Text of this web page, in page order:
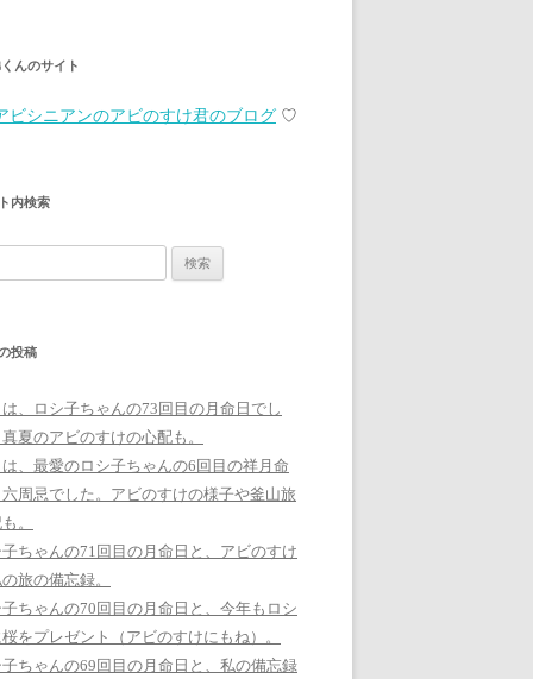
んのサイト
ビシニアンのアビのすけ君のブログ ♡
内検索
投稿
、ロシ子ちゃんの73回目の月命日でし
夏のアビのすけの心配も。
、最愛のロシ子ちゃんの6回目の祥月命
周忌でした。アビのすけの様子や釜山旅
。
ちゃんの71回目の月命日と、アビのすけ
旅の備忘録。
ちゃんの70回目の月命日と、今年もロシ
をプレゼント（アビのすけにもね）。
ちゃんの69回目の月命日と、私の備忘録